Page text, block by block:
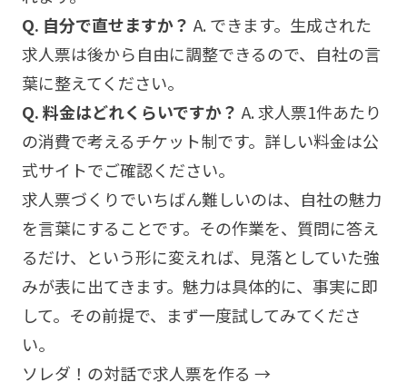
Q. 自分で直せますか？ A. できます。生成された
求人票は後から自由に調整できるので、自社の言
葉に整えてください。
Q. 料金はどれくらいですか？ A. 求人票1件あたり
の消費で考えるチケット制です。詳しい料金は公
式サイトでご確認ください。
求人票づくりでいちばん難しいのは、自社の魅力
を言葉にすることです。その作業を、質問に答え
るだけ、という形に変えれば、見落としていた強
みが表に出てきます。魅力は具体的に、事実に即
して。その前提で、まず一度試してみてくださ
い。
ソレダ！の対話で求人票を作る →